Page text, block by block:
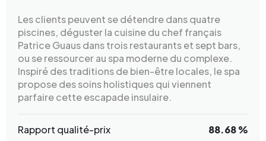
Les clients peuvent se détendre dans quatre
piscines, déguster la cuisine du chef français
Patrice Guaus dans trois restaurants et sept bars,
ou se ressourcer au spa moderne du complexe.
Inspiré des traditions de bien-être locales, le spa
propose des soins holistiques qui viennent
parfaire cette escapade insulaire.
Rapport qualité-prix 88.68 %